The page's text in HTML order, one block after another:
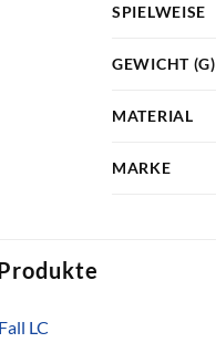
SPIELWEISE
GEWICHT (G)
MATERIAL
MARKE